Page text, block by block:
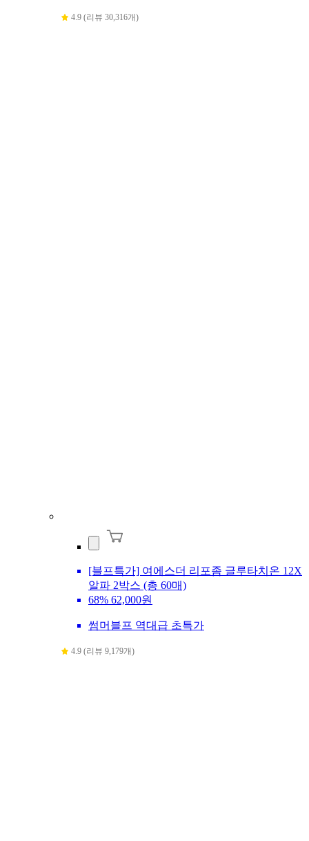
4.9 (리뷰 30,316개)
[블프특가] 여에스더 리포좀 글루타치온 12X
알파 2박스 (총 60매)
68% 62,000원
썸머블프 역대급 초특가
4.9 (리뷰 9,179개)